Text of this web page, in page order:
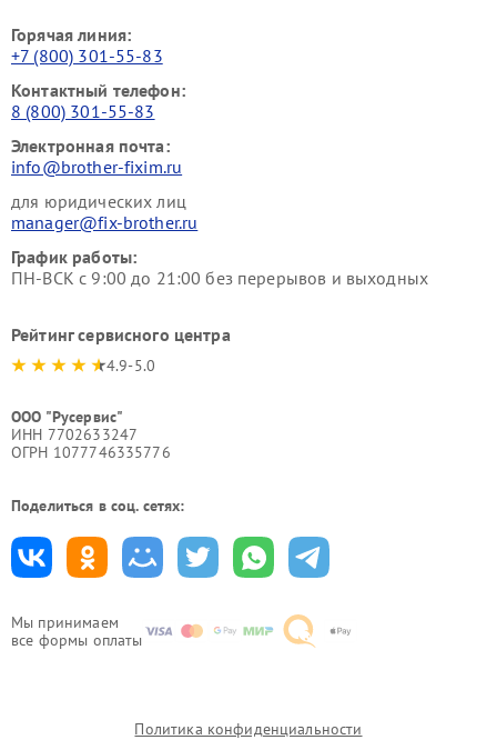
Мы принимаем
все формы оплаты
Горячая линия:
+7 (800) 301-55-83
Контактный телефон:
8 (800) 301-55-83
Электронная почта:
info@brother-fixim.ru
для юридических лиц
manager@fix-brother.ru
График работы:
ПН-ВСК с 9:00 до 21:00 без перерывов и выходных
Рейтинг сервисного центра
4.9-5.0
ООО "Русервис"
ИНН 7702633247
ОГРН 1077746335776
Поделиться в соц. сетях:
Политика конфиденциальности